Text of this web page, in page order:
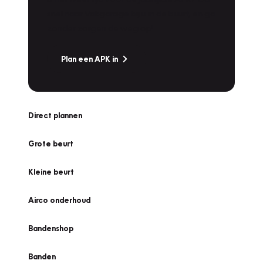
Plan een APK in
Direct plannen
Grote beurt
Kleine beurt
Airco onderhoud
Bandenshop
Banden